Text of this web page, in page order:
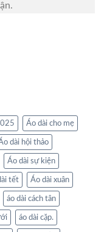
Áo dài cho mẹ
dài hội thảo
Áo dài sự kiện
tết Áo dài xuân
áo dài cách tân
áo dài cặp.